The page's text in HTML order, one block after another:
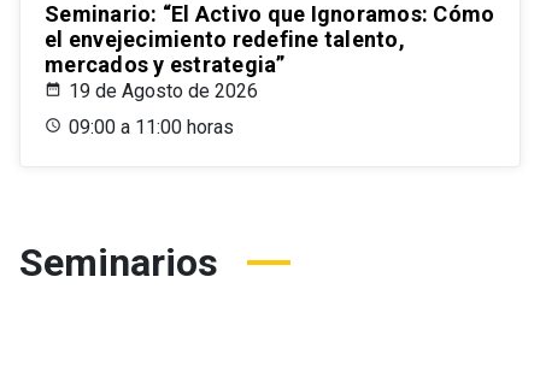
Seminario: “El Activo que Ignoramos: Cómo
el envejecimiento redefine talento,
mercados y estrategia”
19 de Agosto de 2026
09:00 a 11:00 horas
Seminarios